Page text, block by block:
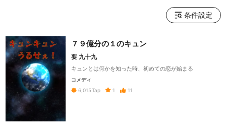
条件設定
７９億分の１のキュン
要 九十九
キュンとは何かを知った時、初めての恋が始まる
コメディ
6,015Tap 1 11